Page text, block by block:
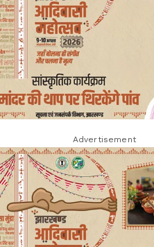
Advertisement